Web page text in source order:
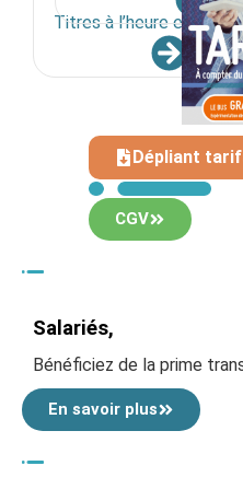
Titres à l’heure et à la
Dépliant
CGV
Salariés,
Bénéficiez de la prime
En savoir plus